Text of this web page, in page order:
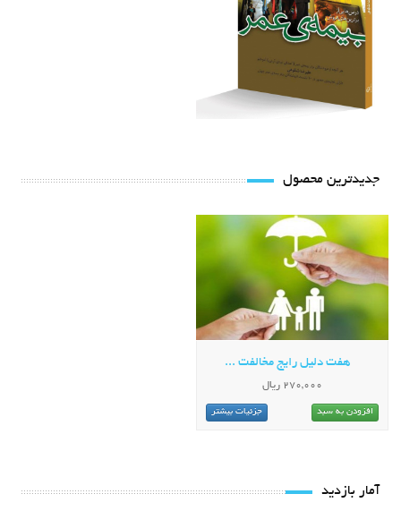
جدیدترین محصول
هفت دلیل رایج مخالفت ...
270,000 ریال
افزودن به سبد جزئیات بیشتر
آمار بازدید